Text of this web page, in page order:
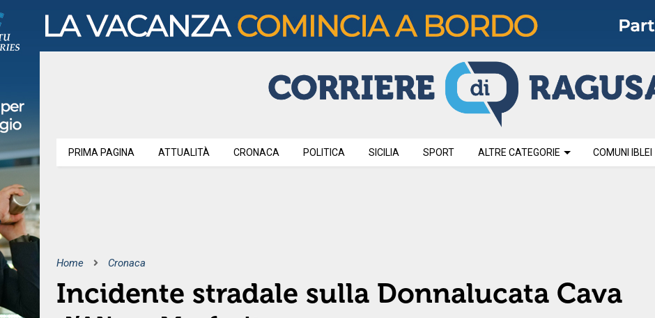
PRIMA PAGINA ATTUALITÀ CRONACA POLITICA SICILIA SPORT ALTRE CATEGORIE COMUNI IBLEI
Home Cronaca
Incidente stradale sulla Donnalucata Cava